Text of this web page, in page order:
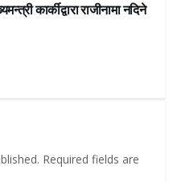
कार्कीद्वारा राजीनामा नदिने
Required fields are